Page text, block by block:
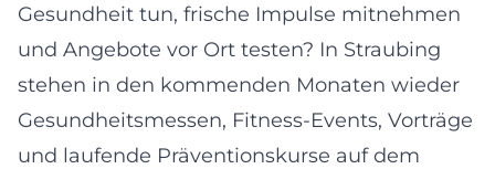
Gesundheit tun, frische Impulse mitnehmen
und Angebote vor Ort testen? In Straubing
stehen in den kommenden Monaten wieder
Gesundheitsmessen, Fitness-Events, Vorträge
und laufende Präventionskurse auf dem